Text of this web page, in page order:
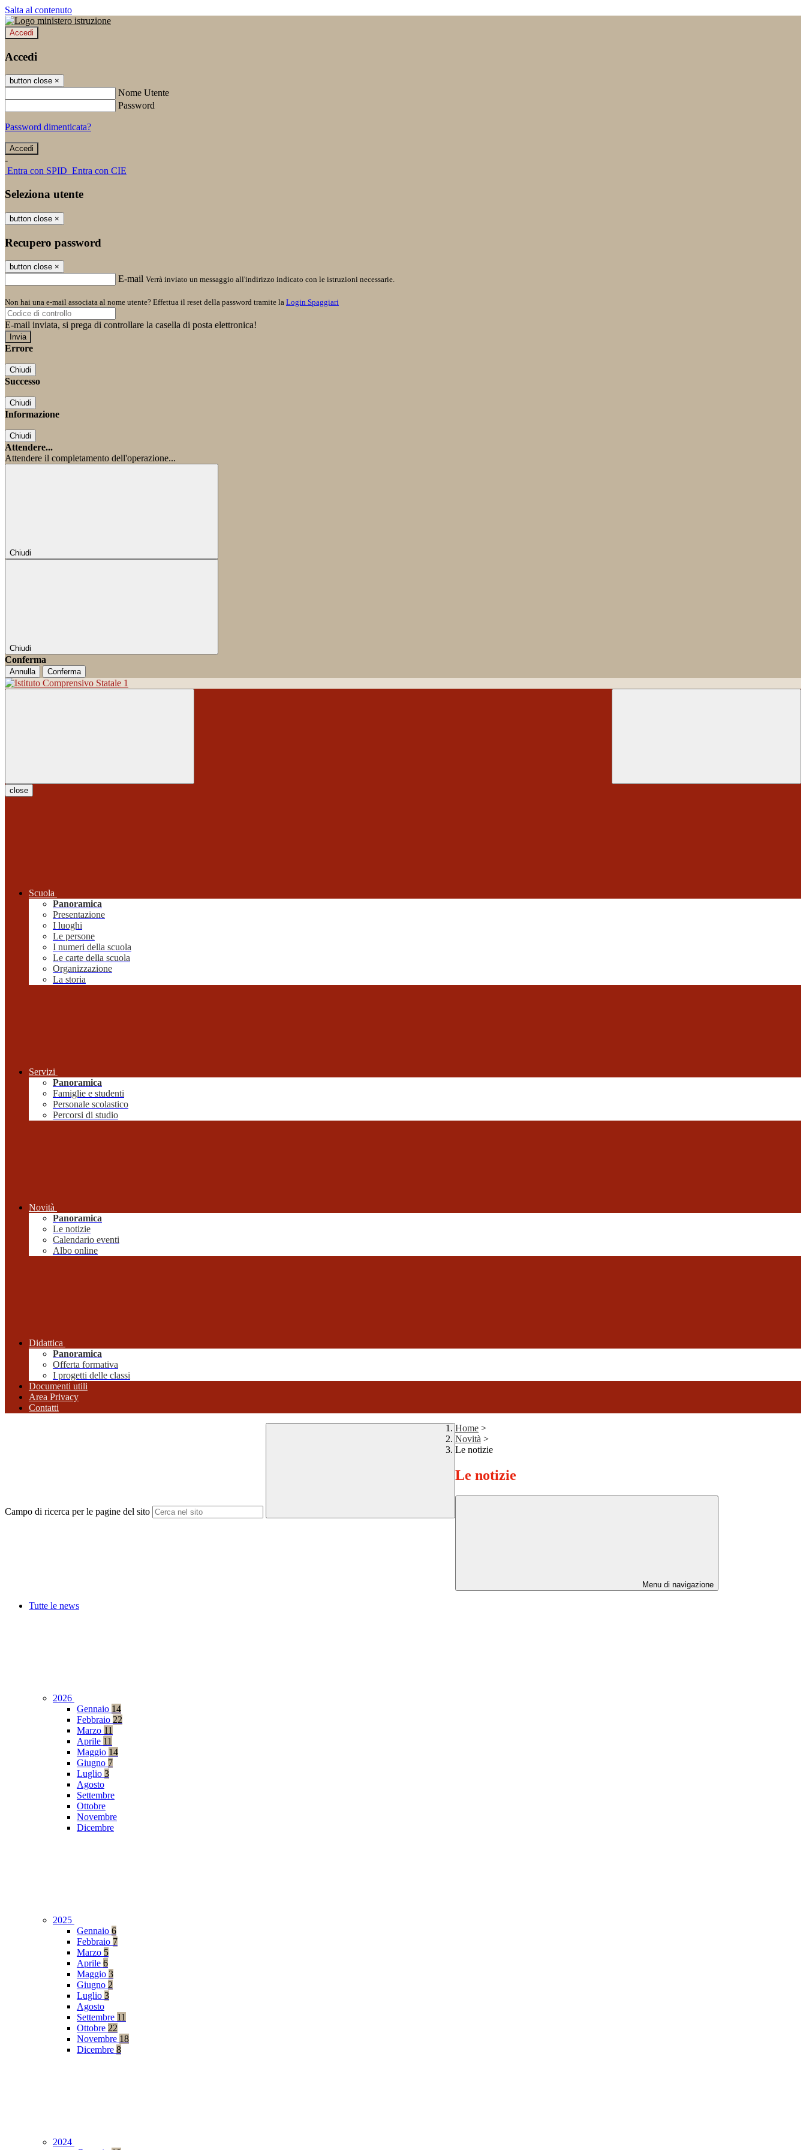
Salta al contenuto
Accedi
Accedi
button close ×
Nome Utente
Password
Password dimenticata?
-
Entra con SPID Entra con CIE
Seleziona utente
button close ×
Recupero password
button close ×
E-mail Verrà inviato un messaggio all'indirizzo indicato con le istruzioni necessarie.
Non hai una e-mail associata al nome utente? Effettua il reset della password tramite la Login Spaggiari
E-mail inviata, si prega di controllare la casella di posta elettronica!
Errore
Chiudi
Successo
Chiudi
Informazione
Chiudi
Attendere...
Attendere il completamento dell'operazione...
Chiudi
Chiudi
Conferma
Annulla Conferma
close
Scuola
Panoramica
Presentazione
I luoghi
Le persone
I numeri della scuola
Le carte della scuola
Organizzazione
La storia
Servizi
Panoramica
Famiglie e studenti
Personale scolastico
Percorsi di studio
Novità
Panoramica
Le notizie
Calendario eventi
Albo online
Didattica
Panoramica
Offerta formativa
I progetti delle classi
Documenti utili
Area Privacy
Contatti
Campo di ricerca per le pagine del sito
Home >
Novità >
Le notizie
Le notizie
Menu di navigazione
Tutte le news
2026
Gennaio 14
Febbraio 22
Marzo 11
Aprile 11
Maggio 14
Giugno 7
Luglio 3
Agosto
Settembre
Ottobre
Novembre
Dicembre
2025
Gennaio 6
Febbraio 7
Marzo 5
Aprile 6
Maggio 3
Giugno 2
Luglio 3
Agosto
Settembre 11
Ottobre 22
Novembre 18
Dicembre 8
2024